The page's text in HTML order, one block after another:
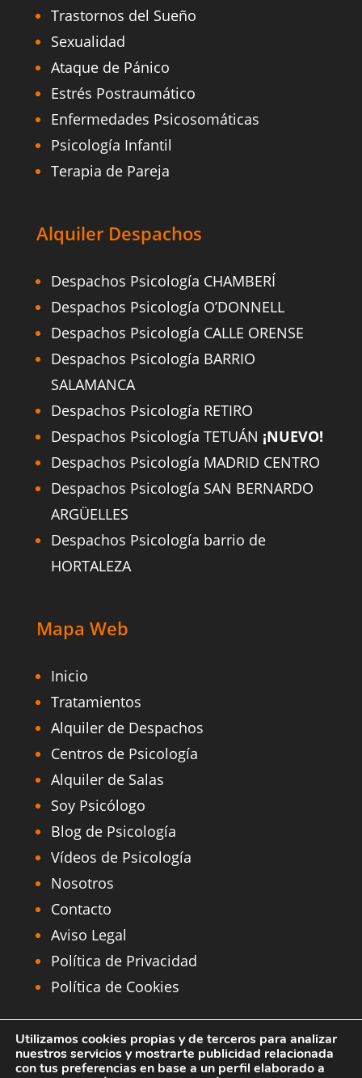
Trastornos del Sueño
Sexualidad
Ataque de Pánico
Estrés Postraumático
Enfermedades Psicosomáticas
Psicología Infantil
Terapia de Pareja
Alquiler Despachos
Despachos Psicología CHAMBERÍ
Despachos Psicología O’DONNELL
Despachos Psicología CALLE ORENSE
Despachos Psicología BARRIO
SALAMANCA
Despachos Psicología RETIRO
Despachos Psicología TETUÁN ¡NUEVO!
Despachos Psicología MADRID CENTRO
Despachos Psicología SAN BERNARDO
ARGÜELLES
Despachos Psicología barrio de
HORTALEZA
Mapa Web
Inicio
Tratamientos
Alquiler de Despachos
Centros de Psicología
Alquiler de Salas
Soy Psicólogo
Blog de Psicología
Vídeos de Psicología
Nosotros
Contacto
Aviso Legal
Política de Privacidad
Política de Cookies
Alquier Despachos Psicología Madrid
Utilizamos cookies propias y de terceros para analizar
nuestros servicios y mostrarte publicidad relacionada
con tus preferencias en base a un perfil elaborado a